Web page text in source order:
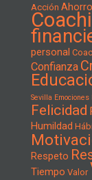
Acción Ahorro
personal
Confianza
Sevilla Emociones
Felicidad
Humildad
Respeto
Tiempo Valor